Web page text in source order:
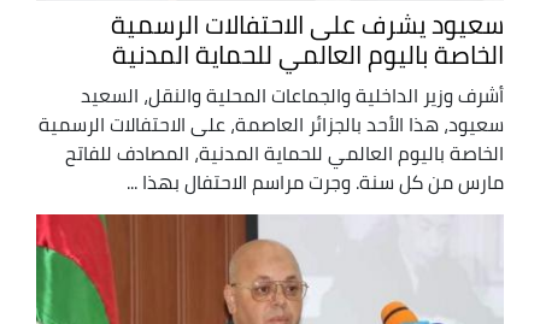
سعيود يشرف على الاحتفالات الرسمية
الخاصة باليوم العالمي للحماية المدنية
أشرف وزير الداخلية والجماعات المحلية والنقل، السعيد
سعيود، هذا الأحد بالجزائر العاصمة، على الاحتفالات الرسمية
الخاصة باليوم العالمي للحماية المدنية، المصادف للفاتح
مارس من كل سنة. وجرت مراسم الاحتفال بهذا ...